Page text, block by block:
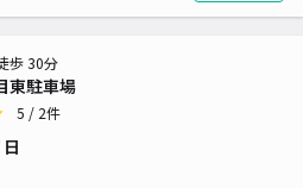
東駐車場
歩 30分
5 / 2件